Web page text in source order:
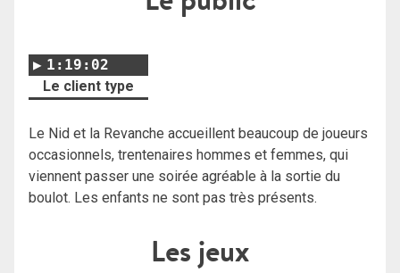
1:19:02
Le client type
Le Nid et la Revanche accueillent beaucoup de joueurs
occasionnels, trentenaires hommes et femmes, qui
viennent passer une soirée agréable à la sortie du
boulot. Les enfants ne sont pas très présents.
Les jeux